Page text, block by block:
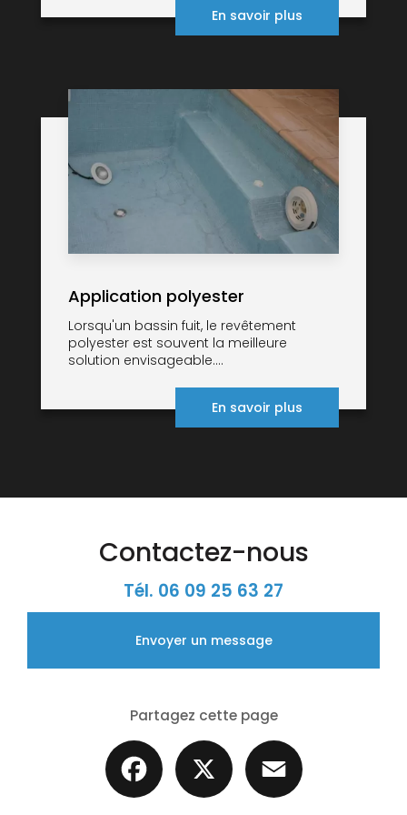
En savoir plus
Application polyester
Lorsqu'un bassin fuit, le revêtement
polyester est souvent la meilleure
solution envisageable....
En savoir plus
Contactez-nous
Tél. 06 09 25 63 27
Envoyer un message
Partagez cette page
Facebook